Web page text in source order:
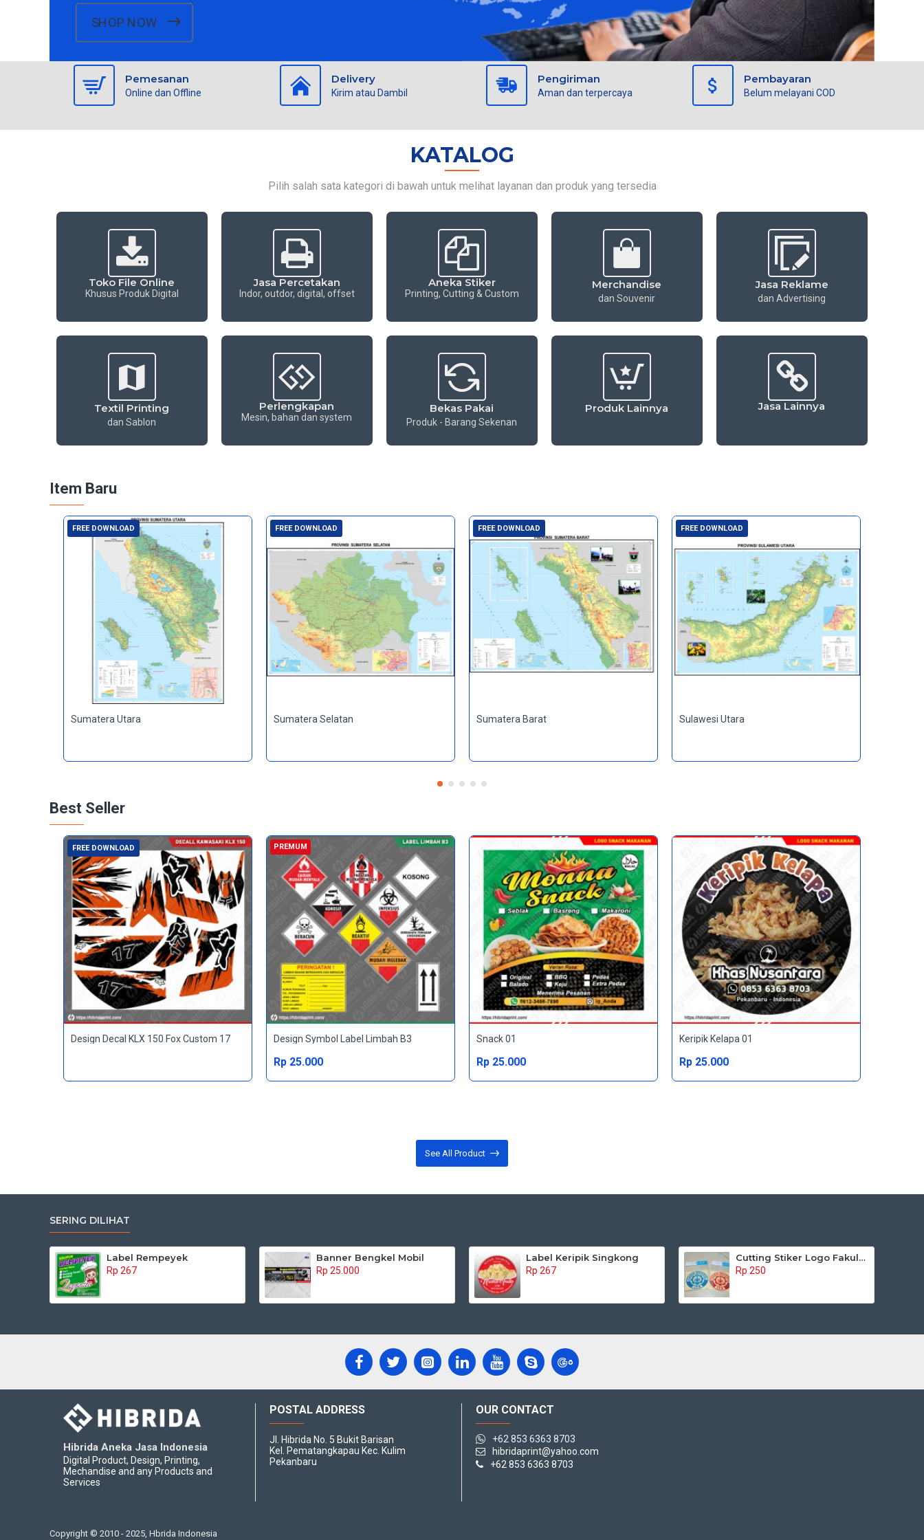
SHOP NOW
Pemesanan
Online dan Offline
Delivery
Kirim atau Dambil
Pengiriman
Aman dan terpercaya
Pembayaran
Belum melayani COD
KATALOG
Pilih salah sata kategori di bawah untuk melihat layanan dan produk yang tersedia
Toko File Online
Khusus Produk Digital
Jasa Percetakan
Indor, outdor, digital, offset
Aneka Stiker
Printing, Cutting & Custom
Merchandise
dan Souvenir
Jasa Reklame
dan Advertising
Textil Printing
dan Sablon
Perlengkapan
Mesin, bahan dan system
Bekas Pakai
Produk - Barang Sekenan
Produk Lainnya Jasa Lainnya
Item Baru
FREE DOWNLOAD
Sumatera Utara
FREE DOWNLOAD
Sumatera Selatan
FREE DOWNLOAD
Sumatera Barat
FREE DOWNLOAD
Sulawesi Utara
Best Seller
FREE DOWNLOAD
Design Decal KLX 150 Fox Custom 17
PREMUM
Design Symbol Label Limbah B3
Rp 25.000
Snack 01
Rp 25.000
Keripik Kelapa 01
Rp 25.000
See All Product
SERING DILIHAT
Label Rempeyek
Rp 267
Banner Bengkel Mobil
Rp 25.000
Label Keripik Singkong
Rp 267
Cutting Stiker Logo Fakultas
Rp 250
Hibrida Aneka Jasa Indonesia
Digital Product, Design, Printing,
Mechandise and any Products and
Services
POSTAL ADDRESS
Jl. Hibrida No. 5 Bukit Barisan
Kel. Pematangkapau Kec. Kulim
Pekanbaru
OUR CONTACT
+62 853 6363 8703
hibridaprint@yahoo.com
+62 853 6363 8703
Copyright © 2010 - 2025, Hbrida Indonesia